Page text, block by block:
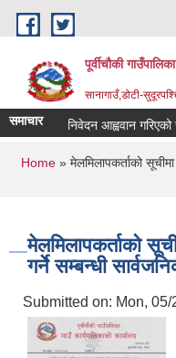
Skip to main content
पूर्वीचौकी गाउँपालिका
सानागाउँ,डोटी-
समाचार
लागि निवेदन आह्ववान गरिएको
You are here
Home » मेलमिलापकर्ताको
मेलमिलापकर्ताको
गर्ने सम्बन्धी
Submitted on: Mon,